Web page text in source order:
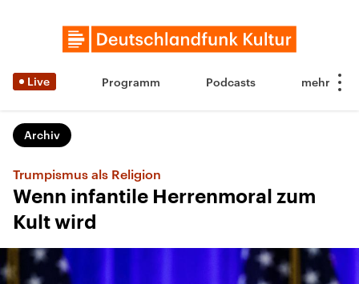
Live Programm Podcasts
Archiv
Trumpismus als Religion
Wenn infantile Herrenmoral zum
Kult wird